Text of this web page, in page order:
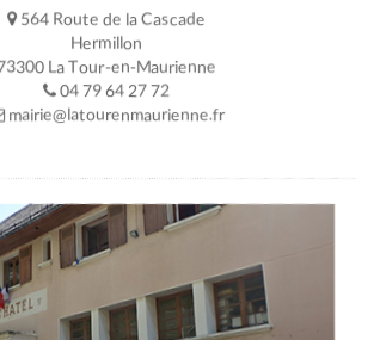
564 Route de la Cascade
Hermillon
La Tour-en-Maurienne
04 79 64 27 72
mairie@latourenmaurienne.fr